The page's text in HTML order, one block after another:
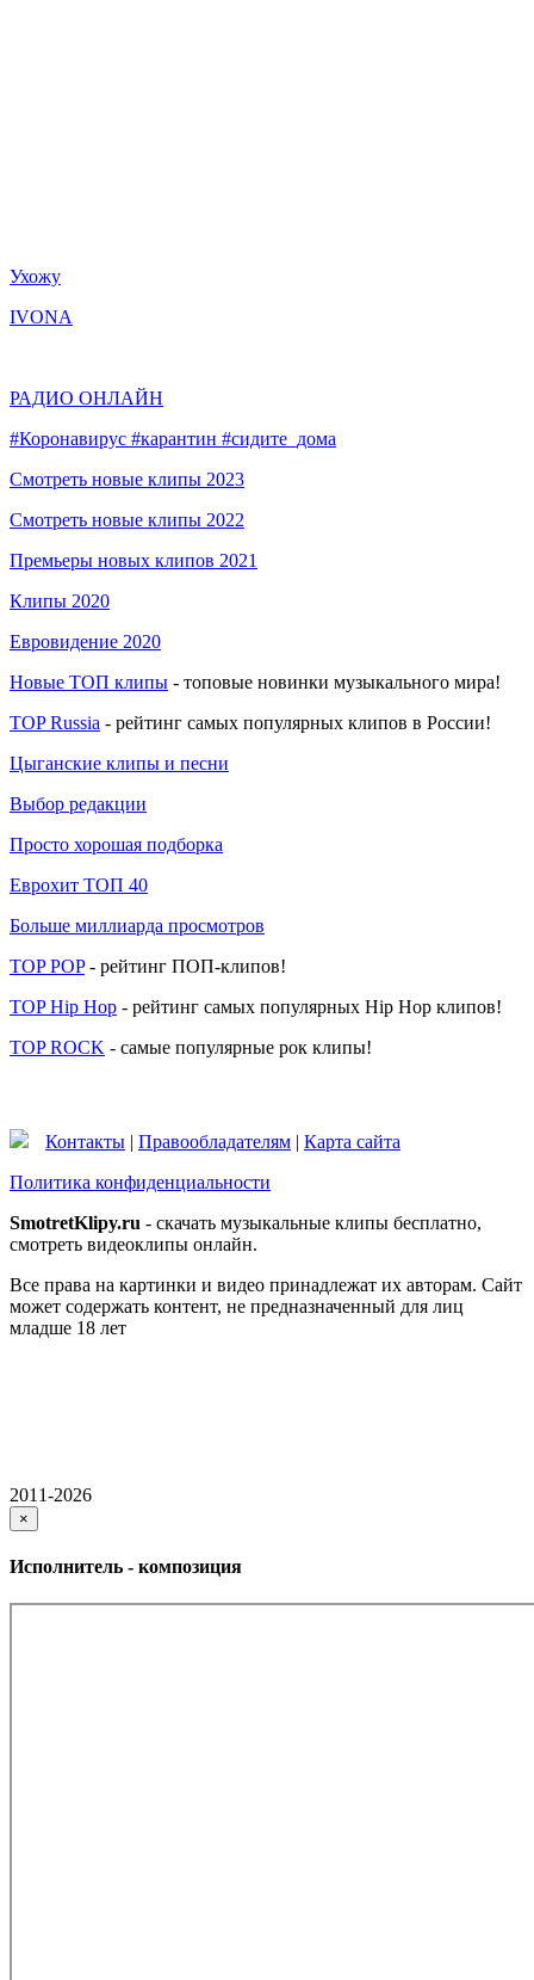
Ухожу
IVONA
РАДИО ОНЛАЙН
#Коронавирус #карантин #сидите_дома
Смотреть новые клипы 2023
Смотреть новые клипы 2022
Премьеры новых клипов 2021
Клипы 2020
Евровидение 2020
Новые ТОП клипы - топовые новинки музыкального мира!
TOP Russia - рейтинг самых популярных клипов в России!
Цыганские клипы и песни
Выбор редакции
Просто хорошая подборка
Еврохит ТОП 40
Больше миллиарда просмотров
TOP POP- рейтинг ПОП-клипов!
TOP Hip Hop - рейтинг самых популярных Hip Hop клипов!
TOP ROCK - самые популярные рок клипы!
Контакты | Правообладателям | Карта сайта
Политика конфиденциальности
SmotretKlipy.ru - скачать музыкальные клипы бесплатно,
смотреть видеоклипы онлайн.
Все права на картинки и видео принадлежат их авторам. Сайт
может содержать контент, не предназначенный для лиц
младше 18 лет
2011-2026
×
Исполнитель - композиция